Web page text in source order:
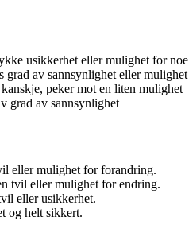
usikkerhet eller mulighet for noe
grad av sannsynlighet eller mulighet
peker mot en liten mulighet
grad av sannsynlighet
eller mulighet for forandring.
tvil eller mulighet for endring.
eller usikkerhet.
og helt sikkert.